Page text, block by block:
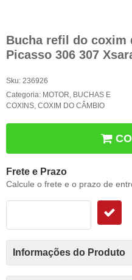
Bucha refil do coxim
Picasso 306 307
Sku: 236926
Categoria: MOTOR, BUCHAS E
COXINS, COXIM DO CÂMBIO
Frete e Prazo
Calcule o frete e o prazo de
Informações do Produto